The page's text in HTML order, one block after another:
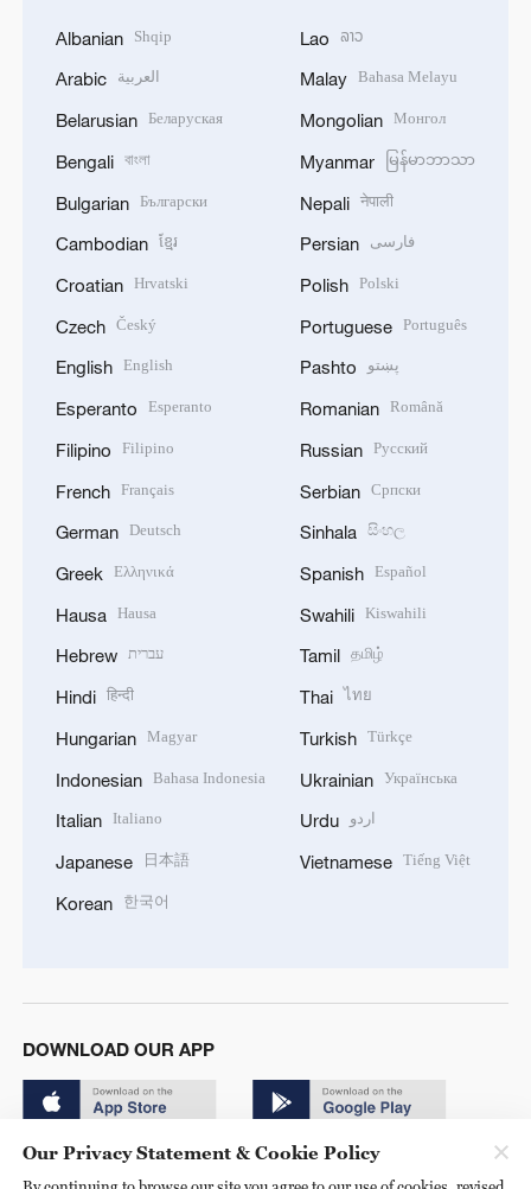
Albanian Shqip
Arabic العربية
Belarusian Беларуская
Bengali বাংলা
Bulgarian Български
Cambodian ខ្មែរ
Croatian Hrvatski
Czech Český
English English
Esperanto Esperanto
Filipino Filipino
French Français
German Deutsch
Greek Ελληνικά
Hausa Hausa
Hebrew עברית
Hindi हिन्दी
Hungarian Magyar
Indonesian Bahasa Indonesia
Italian Italiano
Japanese 日本語
Korean 한국어
Lao ລາວ
Malay Bahasa Melayu
Mongolian Монгол
Myanmar မြန်မာဘာသာ
Nepali नेपाली
Persian فارسی
Polish Polski
Portuguese Português
Pashto پښتو
Romanian Română
Russian Русский
Serbian Српски
Sinhala සිංහල
Spanish Español
Swahili Kiswahili
Tamil தமிழ்
Thai ไทย
Turkish Türkçe
Ukrainian Українська
Urdu اردو
Vietnamese Tiếng Việt
DOWNLOAD OUR APP
Our Privacy Statement & Cookie Policy